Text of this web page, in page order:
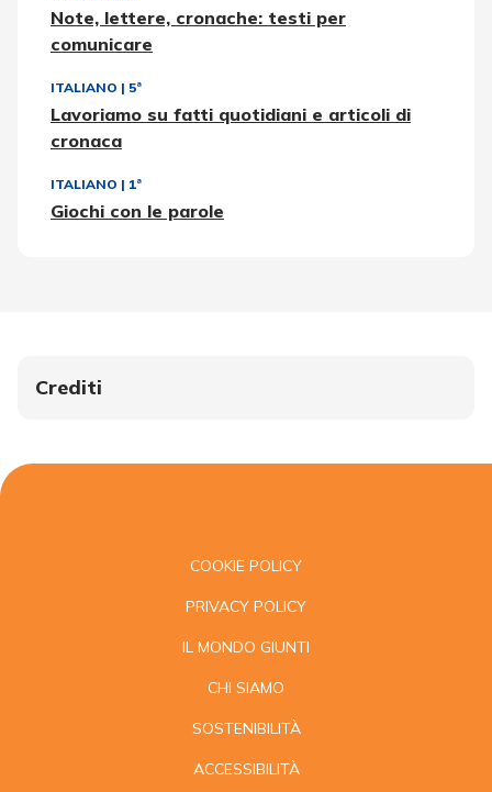
Note, lettere, cronache: testi per
comunicare
ITALIANO | 5ª
Lavoriamo su fatti quotidiani e articoli di
cronaca
ITALIANO | 1ª
Giochi con le parole
Crediti
COOKIE POLICY
PRIVACY POLICY
IL MONDO GIUNTI
CHI SIAMO
SOSTENIBILITÀ
ACCESSIBILITÀ